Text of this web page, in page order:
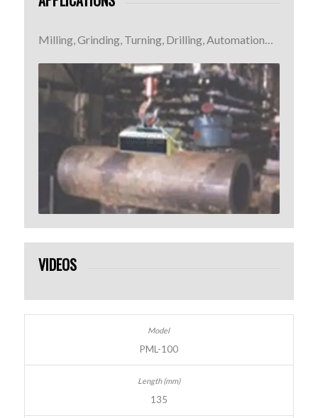
Milling, Grinding, Turning, Drilling, Automation…
VIDEOS
PML-100
135